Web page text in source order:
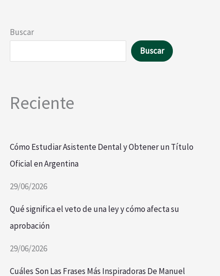
Buscar
Buscar
Reciente
Cómo Estudiar Asistente Dental y Obtener un Título
Oficial en Argentina
29/06/2026
Qué significa el veto de una ley y cómo afecta su
aprobación
29/06/2026
Cuáles Son Las Frases Más Inspiradoras De Manuel